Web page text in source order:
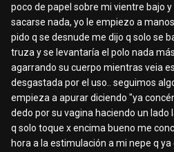
poco de papel sobre mi vientre bajo
sacarse nada, yo le empiezo a
pido q se desnude me dijo q solo se
truza y se levantaría el polo nada
agarrando su cuerpo mientras veia
desgastada por el uso.. seguimos
empieza a apurar diciendo "ya
dedo por su vagina haciendo un lado
q solo toque x encima bueno me
hora a la estimulación a mi nepe q